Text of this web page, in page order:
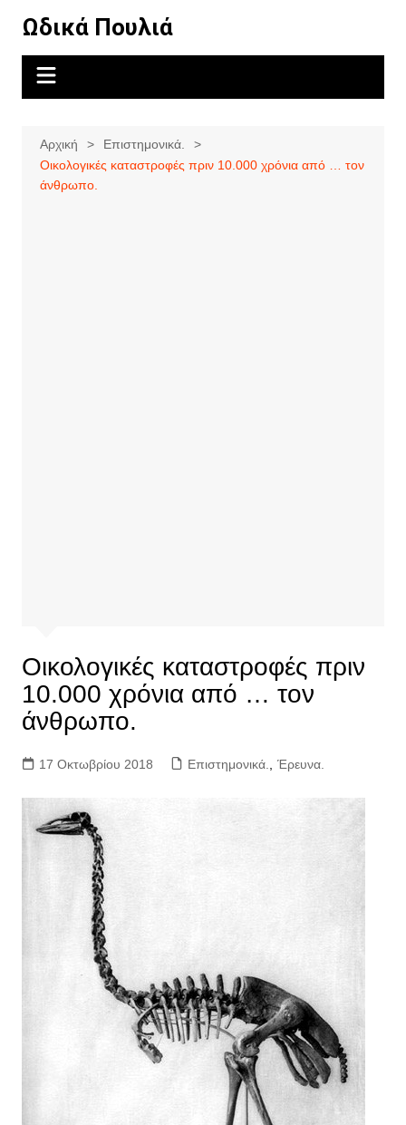
περιεχόμενο
Ωδικά Πουλιά
Αρχική
Επιστημονικά.
Οικολογικές καταστροφές πριν 10.000 χρόνια από … τον
άνθρωπο.
Οικολογικές καταστροφές πριν
10.000 χρόνια από … τον
άνθρωπο.
17 Οκτωβρίου 2018 Επιστημονικά. Έρευνα.